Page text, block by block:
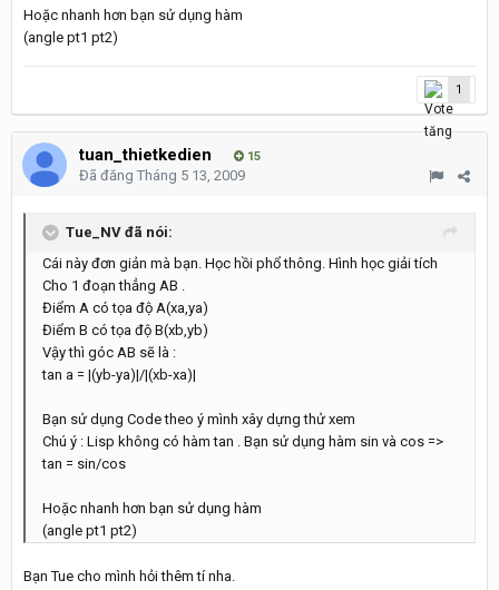
Hoặc nhanh hơn bạn sử dụng hàm
(angle pt1 pt2)
1
tuan_thietkedien 15
Đã đăng Tháng 5 13, 2009
Tue_NV đã nói:
Cái này đơn giản mà bạn. Học hồi phổ thông. Hình học giải tích
Cho 1 đoạn thẳng AB .
Điểm A có tọa độ A(xa,ya)
Điểm B có tọa độ B(xb,yb)
Vậy thì góc AB sẽ là :
tan a = |(yb-ya)|/|(xb-xa)|
Bạn sử dụng Code theo ý mình xây dựng thử xem
Chú ý : Lisp không có hàm tan . Bạn sử dụng hàm sin và cos =>
tan = sin/cos
Hoặc nhanh hơn bạn sử dụng hàm
(angle pt1 pt2)
Bạn Tue cho mình hỏi thêm tí nha.